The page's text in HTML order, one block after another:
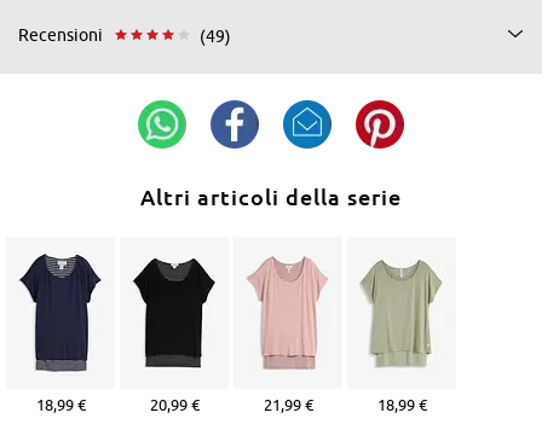
Recensioni (49)
Altri articoli della serie
18,99 € 20,99 € 21,99 € 18,99 €